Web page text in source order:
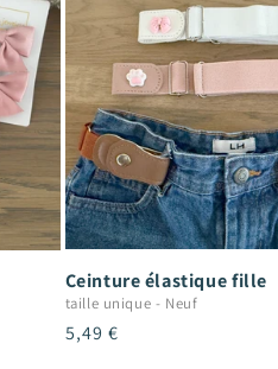
Ceinture élastique fille
taille unique - Neuf
Prix
5,49 €